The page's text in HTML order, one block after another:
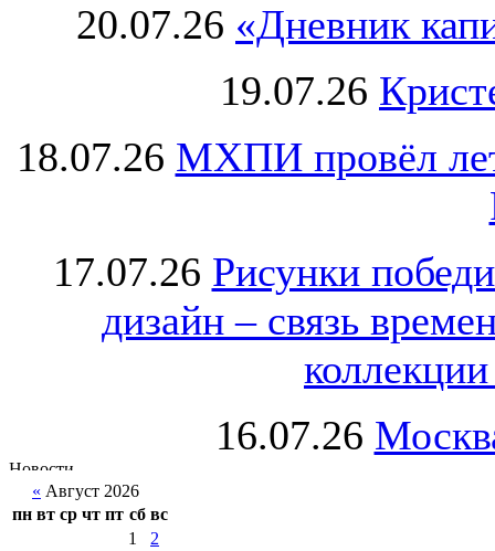
20.07.26 «Дневник
19.07.26
18.07.26 МХПИ провёл
17.07.26 Рисунки
дизайн – связь
16.07.26
« Август 2026
пн вт ср чт пт сб вс
1
2